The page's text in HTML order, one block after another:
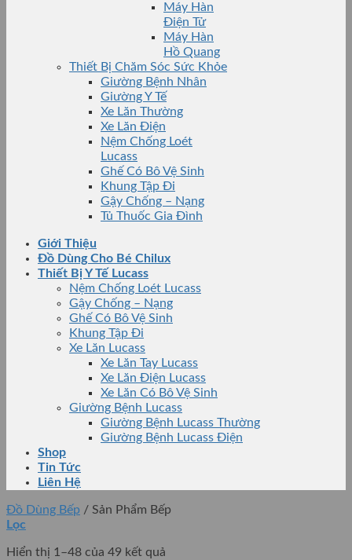
Máy Hàn
Điện Tử
Máy Hàn
Hồ Quang
Thiết Bị Chăm Sóc Sức Khỏe
Giường Bệnh Nhân
Giường Y Tế
Xe Lăn Thường
Xe Lăn Điện
Nệm Chống Loét
Lucass
Ghế Có Bô Vệ Sinh
Khung Tập Đi
Gậy Chống – Nạng
Tủ Thuốc Gia Đình
Giới Thiệu
Đồ Dùng Cho Bé Chilux
Thiết Bị Y Tế Lucass
Nệm Chống Loét Lucass
Gậy Chống – Nạng
Ghế Có Bô Vệ Sinh
Khung Tập Đi
Xe Lăn Lucass
Xe Lăn Tay Lucass
Xe Lăn Điện Lucass
Xe Lăn Có Bô Vệ Sinh
Giường Bệnh Lucass
Giường Bệnh Lucass Thường
Giường Bệnh Lucass Điện
Shop
Tin Tức
Liên Hệ
Đồ Dùng Bếp / Sản Phẩm Bếp
Lọc
Hiển thị 1–48 của 49 kết quả